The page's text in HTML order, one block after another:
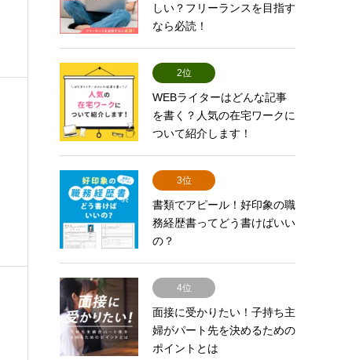
しい？フリーランスを目指す
なら必読！
2位
WEBライターはどんな記事
を書く？人気の在宅ワークに
ついて紹介します！
3位
書類でアピール！好印象の職
務経歴書ってどう書けばいい
の？
4位
面接に受かりたい！子持ち主
婦がパート先を決めるための
ポイントとは